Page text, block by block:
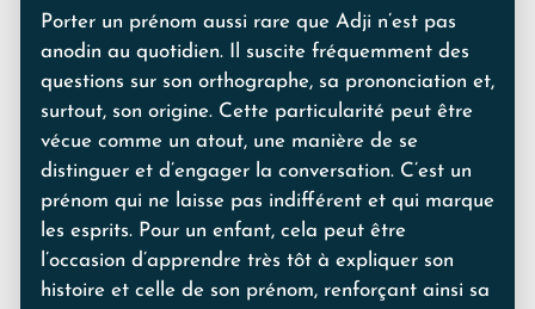
Porter un prénom aussi rare que Adji n’est pas
anodin au quotidien. Il suscite fréquemment des
questions sur son orthographe, sa prononciation et,
surtout, son origine. Cette particularité peut être
vécue comme un atout, une manière de se
distinguer et d’engager la conversation. C’est un
prénom qui ne laisse pas indifférent et qui marque
les esprits. Pour un enfant, cela peut être
l’occasion d’apprendre très tôt à expliquer son
histoire et celle de son prénom, renforçant ainsi sa